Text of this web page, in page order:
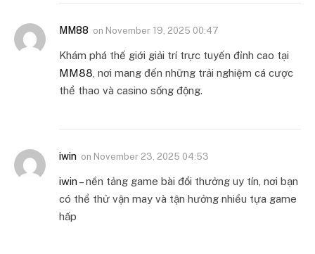
MM88 on November 19, 2025 00:47
Khám phá thế giới giải trí trực tuyến đỉnh cao tại
MM88 , nơi mang đến những trải nghiệm cá cược
thể thao và casino sống động.
iwin on November 23, 2025 04:53
iwin – nền tảng game bài đổi thưởng uy tín, nơi bạn
có thể thử vận may và tận hưởng nhiều tựa game
hấp